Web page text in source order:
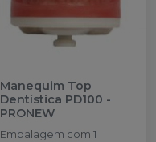
Manequim Top
Dentística PD100 -
PRONEW
Embalagem com 1